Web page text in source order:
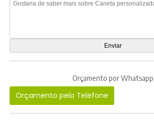
Orçamento por Whatsapp
Orçamento pelo Telefone